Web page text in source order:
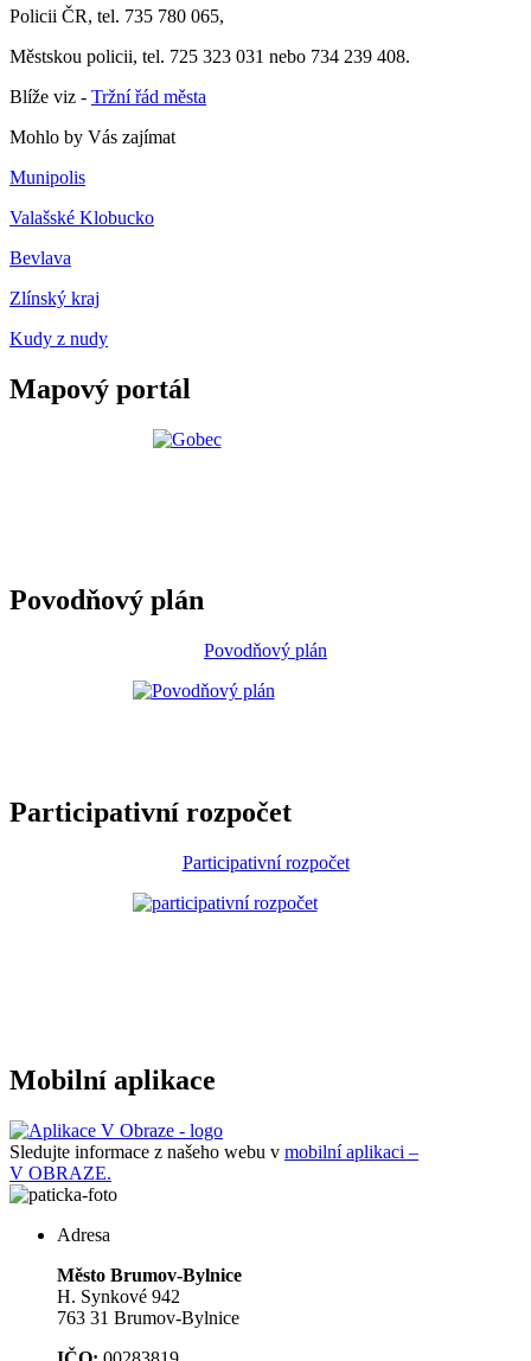
Policii ČR, tel. 735 780 065,
Městskou policii, tel. 725 323 031 nebo 734 239 408.
Blíže viz - Tržní řád města
Mohlo by Vás zajímat
Munipolis
Valašské Klobucko
Bevlava
Zlínský kraj
Kudy z nudy
Mapový portál
Povodňový plán
Povodňový plán
Participativní rozpočet
Participativní rozpočet
Mobilní aplikace
Sledujte informace z našeho webu v mobilní aplikaci –
V OBRAZE.
Adresa
Město Brumov-Bylnice
H. Synkové 942
763 31 Brumov-Bylnice